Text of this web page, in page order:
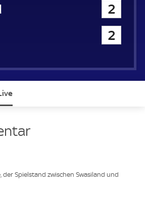
2
2
der Spielstand zwischen Swasiland und